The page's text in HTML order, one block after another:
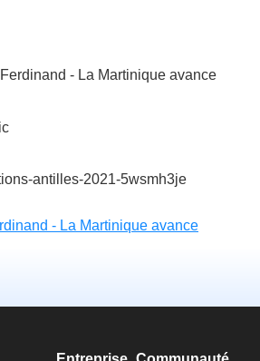
- La Martinique avance
antilles-2021-5wsmh3je
- La Martinique avance